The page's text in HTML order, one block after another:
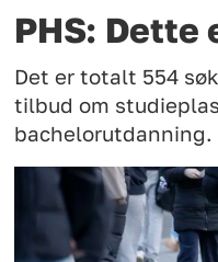
PHS: Dette
Det er totalt 554
tilbud om
bachelorutdanning.